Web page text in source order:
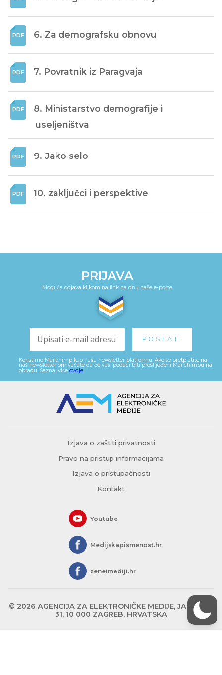
6. Za demografsku obnovu
7. Povratnik iz Paragvaja
8. Ministarstvo demografije i
useljeništva
9. Jako selo
10. zaključci i perspektive
PRIJAVA
Moguća odjava klikom na link na dnu naše e-pošte
Koristimo Mailchimp kao našu newsletter platformu. Ako se pretplatite na
naš newsletter prihvaćate da će vaši podaci biti proslijeđeni Mailchimpu na
obradu. Saznaj više ovdje
Izjava o zaštiti privatnosti
Pravo na pristup informacijama
Izjava o pristupačnosti
Kontakt
Youtube
Medijskapismenost.hr
zeneimediji.hr
© 2026 AGENCIJA ZA ELEKTRONIČKE MEDIJE, JAGIĆEVA
31, 10 000 ZAGREB, HRVATSKA